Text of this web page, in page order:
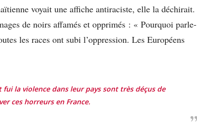
voyait une affiche antiraciste, elle la déchirait.
de noirs affamés et opprimés : « Pourquoi parle-
les races ont subi l’oppression. Les Européens
fui la violence dans leur pays sont très déçus de
ces horreurs en France.